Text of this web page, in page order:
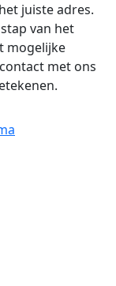
juiste adres.
van het
mogelijke
met ons